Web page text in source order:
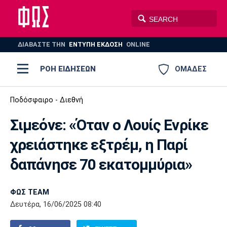
ΔΙΑΒΑΣΤΕ THN ΕΝΤΥΠΗ ΕΚΔΟΣΗ ONLINE
ΟΜΑΔΕΣ
ΡΟΗ ΕΙΔΗΣΕΩΝ
ΠΟΔΟΣΦΑΙΡΟ
AUTO-MOTO PLUS
Ποδόσφαιρο
Super League 1
Super League 2
Ελλάδα
Μπάσκετ
Ελλάδα
EuroLeague
Ολυμπιακοί Αγώνες
Πόλο
Ολυμπιακός ΑΕΚ ΠΑΟΚ
Παναθηναϊκός Ατρόμητος
Ποδόσφαιρο - Διεθνή
Σιμεόνε: «Όταν ο Λουίς Ενρίκε
χρειάστηκε εξτρέμ, η Παρί
δαπάνησε 70 εκατομμύρια»
ΦΩΣ TEAM
Δευτέρα, 16/06/2025 08:40